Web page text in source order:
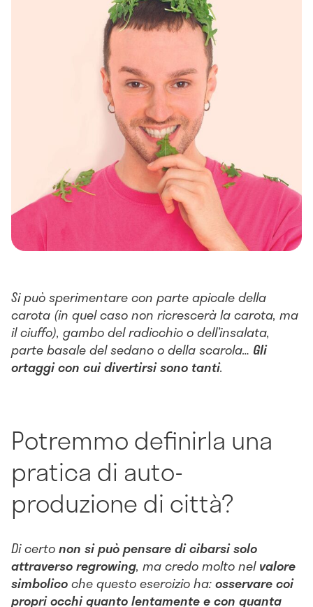
Si può sperimentare con parte apicale della
carota (in quel caso non ricrescerà la carota, ma
il ciuffo), gambo del radicchio o dell’insalata,
parte basale del sedano o della scarola… Gli
ortaggi con cui divertirsi sono tanti.
Potremmo definirla una
pratica di auto-
produzione di città?
Di certonon si può pensare di cibarsi solo
attraverso regrowing, ma credo molto nelvalore
simbolicoche questo esercizio ha:osservare coi
propri occhi quanto lentamente e con quanta